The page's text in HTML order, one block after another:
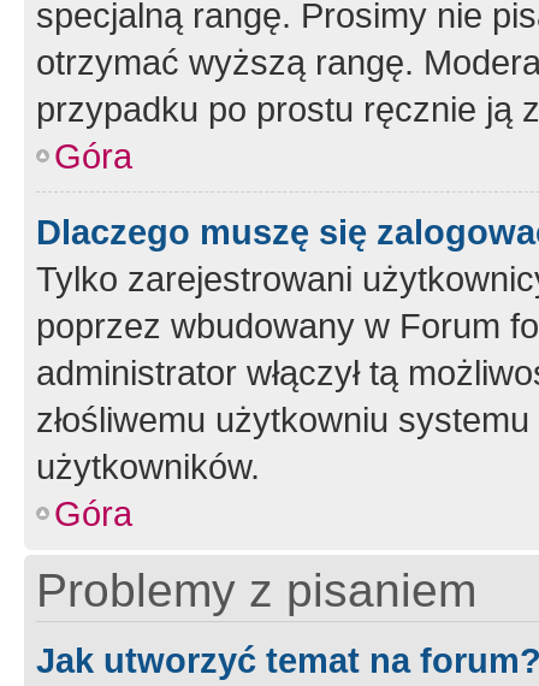
specjalną rangę. Prosimy nie
otrzymać wyższą rangę.
przypadku po prostu ręcznie ją
Góra
Dlaczego muszę się
Tylko zarejestrowani
poprzez wbudowany w Forum
administrator włączył tą
złośliwemu użytkowniu
użytkowników.
Góra
Problemy z pisaniem
Jak utworzyć temat na